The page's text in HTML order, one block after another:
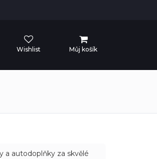
Wishlist Můj košík
a autodoplňky za skvělé